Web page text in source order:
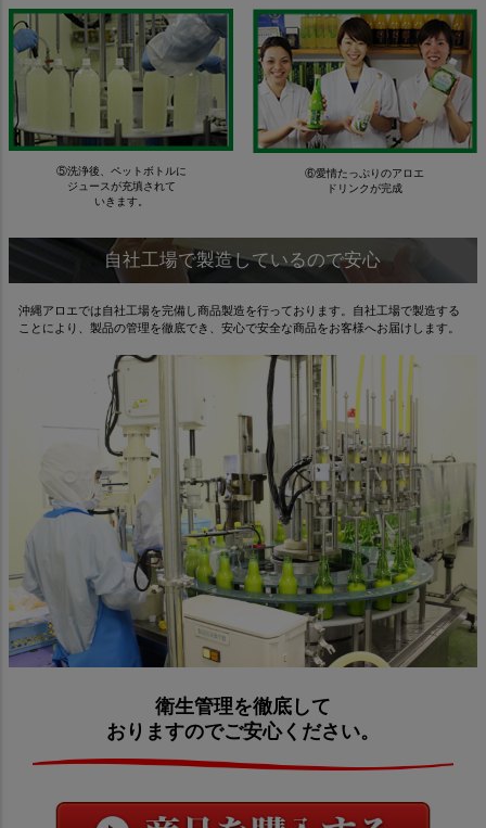
⑤洗浄後、ペットボトルに
ジュースが充填されて
いきます。
⑥愛情たっぷりのアロエ
ドリンクが完成
自社工場で製造しているので安心
沖縄アロエでは自社工場を完備し商品製造を行っております。自社工場で製造する
ことにより、製品の管理を徹底でき、安心で安全な商品をお客様へお届けします。
衛生管理を徹底して
おりますのでご安心ください。